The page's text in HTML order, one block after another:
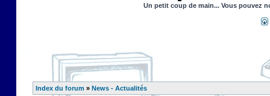
Un petit coup de main... Vous pouvez
Index du forum » News - Actualités